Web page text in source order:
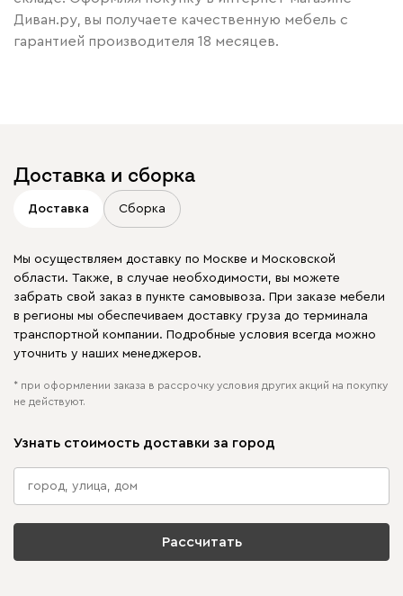
Диван.ру, вы получаете качественную мебель с
гарантией производителя 18 месяцев.
Доставка и сборка
Доставка Сборка
Мы осуществляем доставку по Москве и Московской
области. Также, в случае необходимости, вы можете
забрать свой заказ в пункте самовывоза. При заказе мебели
в регионы мы обеспечиваем доставку груза до терминала
транспортной компании. Подробные условия всегда можно
уточнить у наших менеджеров.
* при оформлении заказа в рассрочку условия других акций на покупку
не действуют.
Узнать стоимость доставки за город
Рассчитать